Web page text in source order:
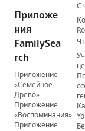
Приложе
ния
FamilySea
rch
Приложение
«Семейное
Древо»
Приложение
«Воспоминания»
Приложение
С